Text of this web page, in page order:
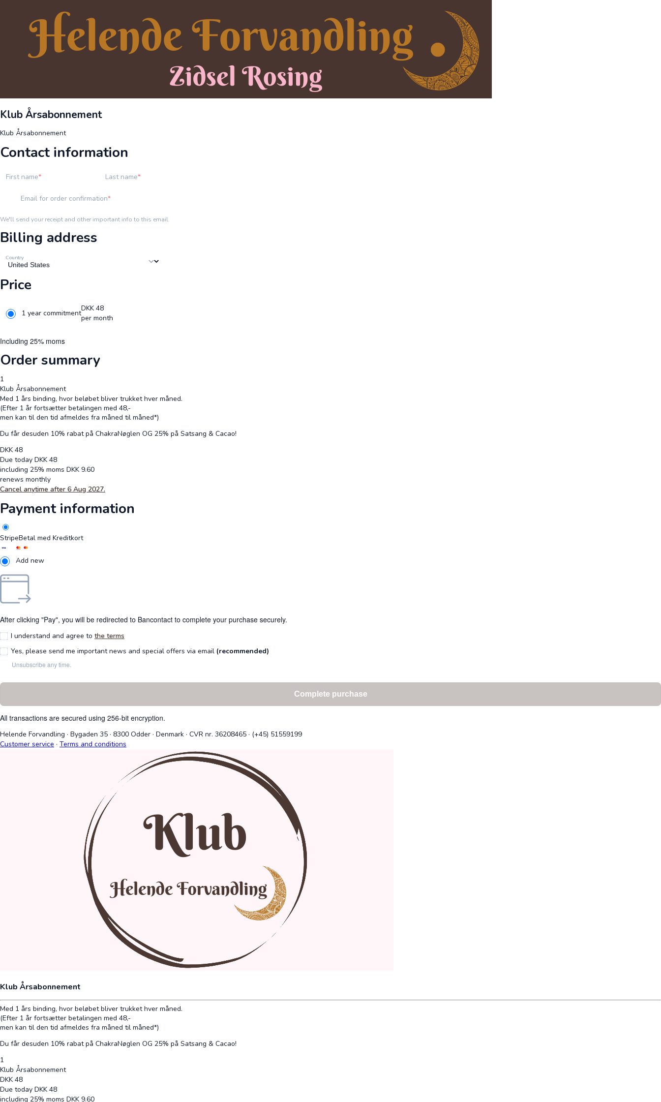
Klub Årsabonnement
Klub Årsabonnement
Contact information
First name Last name
Email for order confirmation
We'll send your receipt and other important info to this email.
Billing address
Country
Price
1 year commitment
DKK 48
per month
Including 25% moms
Order summary
1
Klub Årsabonnement
Med 1 års binding, hvor beløbet bliver trukket hver måned.
(Efter 1 år fortsætter betalingen med 48,-
men kan til den tid afmeldes fra måned til måned*)
Du får desuden 10% rabat på ChakraNøglen OG 25% på Satsang & Cacao!
DKK 48
Due today DKK 48
including 25% moms DKK 9.60
renews monthly
Cancel anytime after 6 Aug 2027.
Payment information
StripeBetal med Kreditkort
Add new
After clicking "Pay", you will be redirected to Bancontact to complete your purchase securely.
I understand and agree to the terms
Yes, please send me important news and special offers via email (recommended)
Unsubscribe any time.
Complete purchase
All transactions are secured using 256-bit encryption.
Helende Forvandling · Bygaden 35 · 8300 Odder · Denmark · CVR nr. 36208465 · (+45) 51559199
Customer service · Terms and conditions
Klub Årsabonnement
Med 1 års binding, hvor beløbet bliver trukket hver måned.
(Efter 1 år fortsætter betalingen med 48,-
men kan til den tid afmeldes fra måned til måned*)
Du får desuden 10% rabat på ChakraNøglen OG 25% på Satsang & Cacao!
1
Klub Årsabonnement
DKK 48
Due today DKK 48
including 25% moms DKK 9.60